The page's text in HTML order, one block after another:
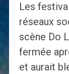
Les
réseaux
scène Do
fermée
et aurait